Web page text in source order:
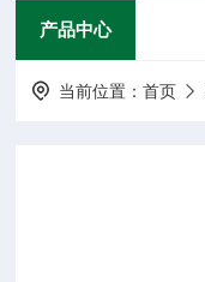
产品中心
当前位置：首页